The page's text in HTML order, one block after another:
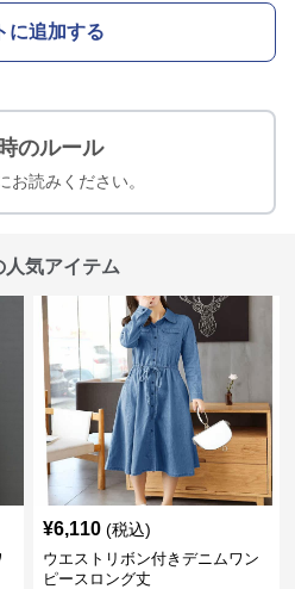
に追加する
のルール
お読みください。
気アイテム
¥6,110 (税込)
ウエストリボン付きデニムワン
ピースロング丈